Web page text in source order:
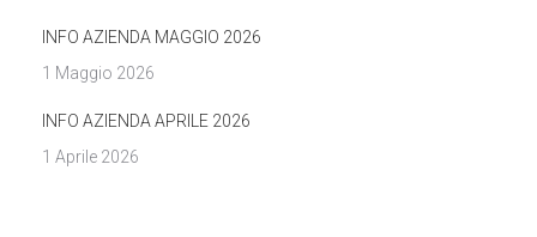
INFO AZIENDA MAGGIO 2026
1 Maggio 2026
INFO AZIENDA APRILE 2026
1 Aprile 2026